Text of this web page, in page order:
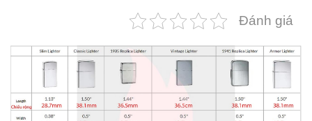
Đánh giá